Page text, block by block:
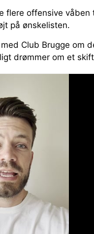
flere offensive våben
på ønskelisten.
Club Brugge om
drømmer om et